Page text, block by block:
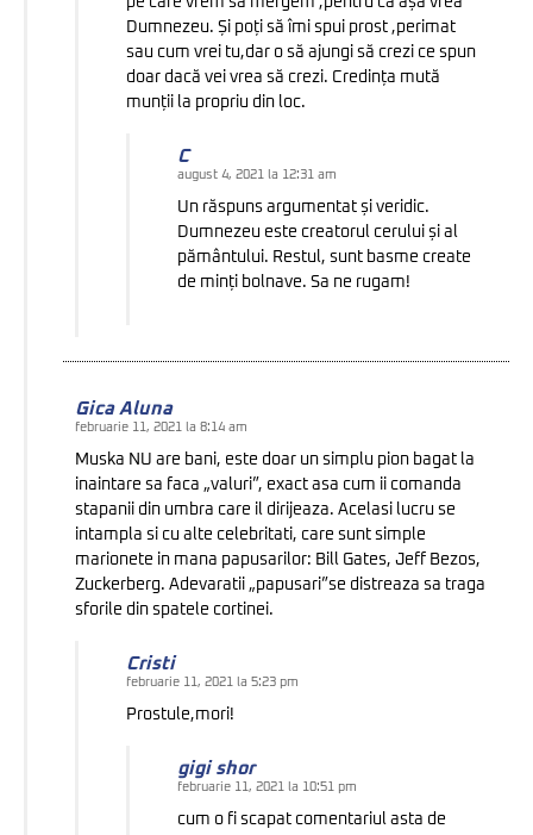
Dumnezeu. Și poți să îmi spui prost ,perimat
sau cum vrei tu,dar o să ajungi să crezi ce spun
doar dacă vei vrea să crezi. Credința mută
munții la propriu din loc.
C
august 4, 2021 la 12:31 am
Un răspuns argumentat și veridic.
Dumnezeu este creatorul cerului și al
pământului. Restul, sunt basme create
de minți bolnave. Sa ne rugam!
Gica Aluna
februarie 11, 2021 la 8:14 am
Muska NU are bani, este doar un simplu pion bagat la
inaintare sa faca „valuri”, exact asa cum ii comanda
stapanii din umbra care il dirijeaza. Acelasi lucru se
intampla si cu alte celebritati, care sunt simple
marionete in mana papusarilor: Bill Gates, Jeff Bezos,
Zuckerberg. Adevaratii „papusari”se distreaza sa traga
sforile din spatele cortinei.
Cristi
februarie 11, 2021 la 5:23 pm
Prostule,mori!
gigi shor
februarie 11, 2021 la 10:51 pm
cum o fi scapat comentariul asta de